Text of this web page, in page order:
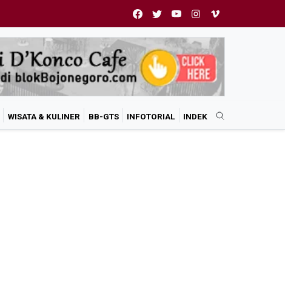
WISATA & KULINER BB-GTS INFOTORIAL INDEK